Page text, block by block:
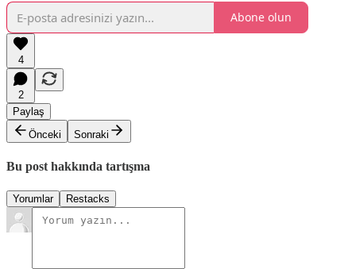
Abone olun
4
2
Paylaş
Önceki
Sonraki
Bu post hakkında tartışma
Yorumlar Restacks